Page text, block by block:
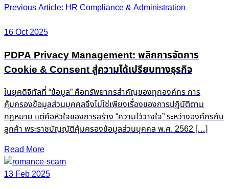
Post
navigation
Previous Article: HR Compliance & Administration
16 Oct 2025
PDPA Privacy Management: พลิกการจัดการ
Cookie & Consent สู่ความได้เปรียบทางธุรกิจ
ในยุคดิจิทัลที่ “ข้อมูล” คือทรัพยากรสำคัญของทุกองค์กร การ
คุ้มครองข้อมูลส่วนบุคคลจึงไม่ใช่เพียงเรื่องของการปฏิบัติตาม
กฎหมาย แต่คือหัวใจของการสร้าง “ความไว้วางใจ” ระหว่างองค์กรกับ
ลูกค้า พระราชบัญญัติคุ้มครองข้อมูลส่วนบุคคล พ.ศ. 2562 […]
Read More
13 Feb 2025